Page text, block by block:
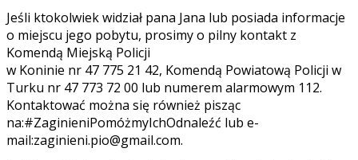
Jeśli ktokolwiek widział pana Jana lub posiada informacje
o miejscu jego pobytu, prosimy o pilny kontakt z
Komendą Miejską Policji
w Koninie nr 47 775 21 42, Komendą Powiatową Policji w
Turku nr 47 773 72 00 lub numerem alarmowym 112.
Kontaktować można się również pisząc
na:#ZaginieniPomóżmyIchOdnaleźć lub e-
mail:zaginieni.pio@gmail.com.